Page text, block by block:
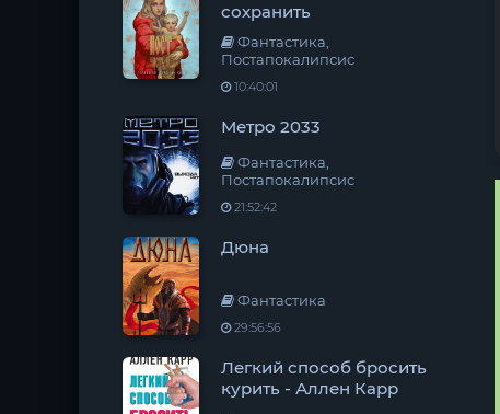
сохранить
Фантастика,
Постапокалипсис
10:40:01
Метро 2033
Фантастика,
Постапокалипсис
21:52:42
Дюна
Фантастика
29:56:56
Легкий способ бросить
курить - Аллен Карр